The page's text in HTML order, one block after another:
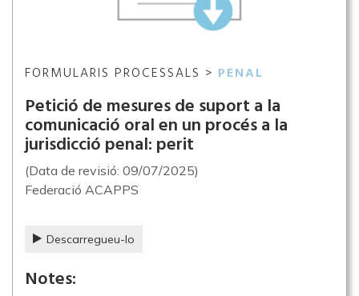
FORMULARIS PROCESSALS > PENAL
Petició de mesures de suport a la
comunicació oral en un procés a la
jurisdicció penal: perit
(Data de revisió: 09/07/2025)
Federació ACAPPS
Descarregueu-lo
Notes: